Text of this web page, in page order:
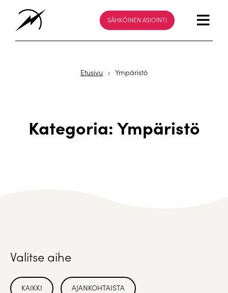
SÄHKÖINEN ASIOINTI
Etusivu › Ympäristö
Kategoria: Ympäristö
Valitse aihe
KAIKKI AJANKOHTAISTA